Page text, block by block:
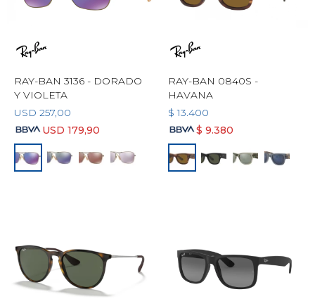
RAY-BAN 3136 - DORADO
Y VIOLETA
USD 257,00
USD 179,90
RAY-BAN 0840S -
HAVANA
$ 13.400
$ 9.380